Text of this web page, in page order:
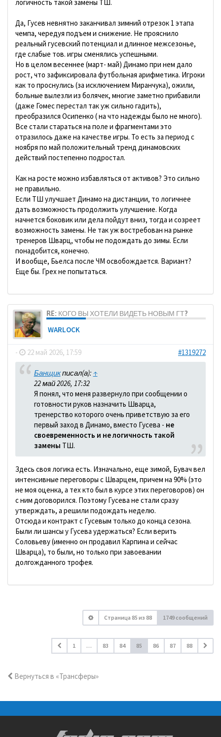
логичность такой замены ТШ.
Да, Гусев невнятно заканчивал зимний отрезок 1 этапа
чемпа, чередуя подъем и снижение. Не прояснило
реальный гусевский потенциал и длинное межсезонье,
где слабые тов. игры сменялись успешными.
Но в целом весеннее (март- май) Динамо при нем дало
рост, что зафиксировала футбольная арифметика. Игроки
как то проснулись (за исключением Миранчука), ожили,
больные вылезли из болячек, многие заметно прибавили
(даже Гомес перестал так уж сильно гадить),
преобразился Осипенко ( на что надежды было не много).
Все стали стараться на поле и фрагментами это
отразилось даже на качестве игры. То есть за период с
ноября по май положительный тренд динамовских
действий постепенно подростал.
Как на росте можно избавляться от активов? Это сильно
не правильно.
Если ТШ улучшает Динамо на дистанции, то логичнее
дать возможность продолжить улучшение. Когда
начнется боковик или дела пойдут вниз, тогда и созреет
возможность замены. Не так уж востребован на рынке
тренеров Шварц, чтобы не подождать до зимы. Если
понадобится, конечно.
И вообще, Бьелса после ЧМ освобождается. Вариант?
Еще бы. Грех не попытаться.
RE: КОГО ВЫ ХОТЕЛИ ВИДЕТЬ НОВЫМ ГТ?
WARLOCK
- 22 май 2026, 17:59 #1319272
Банщикписал(а): ↑
22 май 2026, 17:32
Я понял, что меня развернуло при сообщении о
готовности руков назначить Шварца,
тренерство которого очень приветствую за его
первый заход в Динамо, вместо Гусева - не
своевременность и не логичность такой
замены ТШ.
Здесь своя логика есть. Изначально, еще зимой, Бувач вел
интенсивные переговоры с Шварцем, причем на 90% (это
не моя оценка, а тех кто был в курсе этих переговоров) он
с ним договорился. Поэтому Гусева не стали сразу
утверждать, а решили подождать неделю.
Отсюда и контракт с Гусевым только до конца сезона.
Были ли шансы у Гусева удержаться? Если верить
Соловьеву (именно он продавил Карпина и сейчас
Шварца), то были, но только при завоевании
долгожданного трофея.
Страница 85 из 88 1749 сообщений
1 … 83 84 85 86 87 88
Вернуться в «Трансферы»